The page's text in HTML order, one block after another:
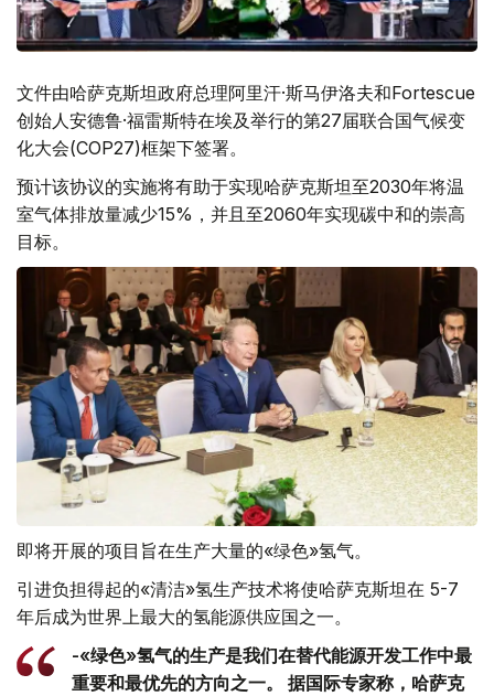
文件由哈萨克斯坦政府总理阿里汗·斯马伊洛夫和Fortescue
创始人安德鲁·福雷斯特在埃及举行的第27届联合国气候变
化大会(COP27)框架下签署。
预计该协议的实施将有助于实现哈萨克斯坦至2030年将温
室气体排放量减少15%，并且至2060年实现碳中和的崇高
目标。
即将开展的项目旨在生产大量的«绿色»氢气。
引进负担得起的«清洁»氢生产技术将使哈萨克斯坦在 5-7
年后成为世界上最大的氢能源供应国之一。
-«绿色»氢气的生产是我们在替代能源开发工作中最
重要和最优先的方向之一。 据国际专家称，哈萨克